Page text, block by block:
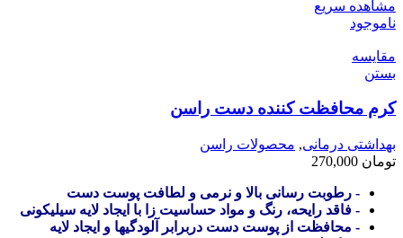
مشاهده سریع
ناموجود
مقایسه
بستن
کرم محافظت کننده دست راسن
بهداشتی درمانی, محصولات راسن
تومان
- رطوبت رسانی بالا و نرمی و لطافت پوست دست
- فاقد رایحه، رنگ و مواد حساسیت زا با ایجاد لایه سیلیکونی
- محافظت از پوست دست دربرابر آلودگیها و ایجاد لایه